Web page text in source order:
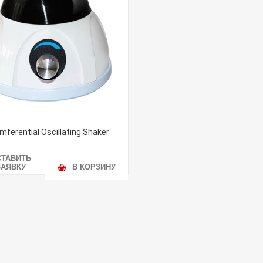
Oscillating Shaker
В КОРЗИНУ